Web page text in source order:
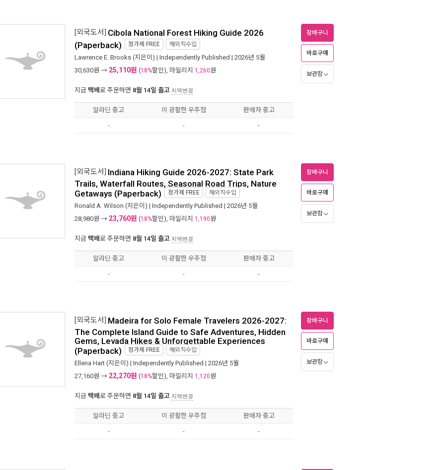
[외국도서] Cibola National Forest Hiking Guide 2026
(Paperback) 정가제 FREE 해외직수입
Lawrence E. Brooks (지은이) | Independently Published | 2026년 5월
30,630원 → 25,110원 (18%할인), 마일리지 1,260원
지금 택배로 주문하면 8월 14일 출고 지역변경
장바구니
바로구매
보관함
알라딘 중고 이 광활한 우주점 판매자 중고
- - -
[외국도서] Indiana Hiking Guide 2026-2027: State Park
Trails, Waterfall Routes, Seasonal Road Trips, Nature
Getaways (Paperback)
정가제 FREE 해외직수입
Ronald A. Wilson (지은이) | Independently Published | 2026년 5월
28,980원 → 23,760원 (18%할인), 마일리지 1,190원
지금 택배로 주문하면 8월 14일 출고 지역변경
장바구니
바로구매
보관함
알라딘 중고 이 광활한 우주점 판매자 중고
- - -
[외국도서] Madeira for Solo Female Travelers 2026-2027:
The Complete Island Guide to Safe Adventures, Hidden
Gems, Levada Hikes & Unforgettable Experiences
(Paperback)
정가제 FREE 해외직수입
Ellena Hart (지은이) | Independently Published | 2026년 5월
27,160원 → 22,270원 (18%할인), 마일리지 1,120원
지금 택배로 주문하면 8월 14일 출고 지역변경
장바구니
바로구매
보관함
알라딘 중고 이 광활한 우주점 판매자 중고
- - -